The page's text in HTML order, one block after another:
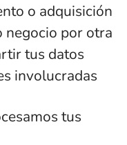
o adquisición
negocio por otra
tus datos
involucradas
tus